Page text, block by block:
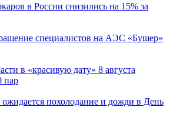
в России снизились на 15% за
специалистов на АЭС «Бушер»
в «красивую дату» 8 августа
пар
похолодание и дожди в День